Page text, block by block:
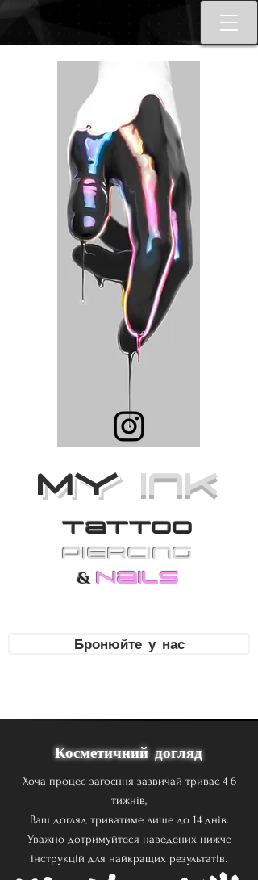
Best tattoo artists in Toronto. Best
Toronto tattoo studio shop.
Tattoo ideas designs flash style.
Tattoo school Toronto. Best
piercings Toronto, Piercing
studio piercing shop Toronto.
Body piercing, body modification
toronto. Nail art, manicures, nail
boutique toronto. Best Nail
boutique nail salon. Custom nail
art full set gel extensions acrylic
extensions. Russian e-file
MY Ink
Tattoo
PiErcing
& Nails
Бронюйте у нас
Косметичний догляд
Хоча процес загоєння зазвичай триває 4-6
тижнів,
Ваш догляд триватиме лише до 14 днів.
Уважно дотримуйтеся наведених нижче
інструкцій для найкращих результатів.